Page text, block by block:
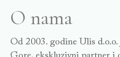
O nama
Od 2003. godine Ulis